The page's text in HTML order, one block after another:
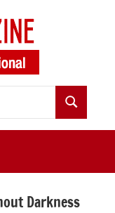
Buscar
Darkness